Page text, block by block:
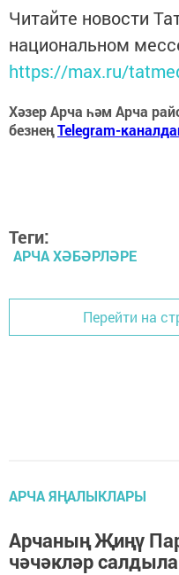
Читайте новости
национальном
https://max.ru/
Хәзер Арча һәм Арча
безнеңTelegram-
Теги:
АРЧА ХӘБӘРЛӘРЕ
Перейти на
АРЧА ЯҢАЛЫКЛАРЫ
Арчаның Җиңү
чәчәкләр